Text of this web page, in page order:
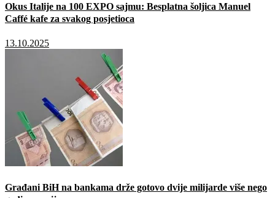
Okus Italije na 100 EXPO sajmu: Besplatna šoljica Manuel
Caffé kafe za svakog posjetioca
13.10.2025
Građani BiH na bankama drže gotovo dvije milijarde više nego